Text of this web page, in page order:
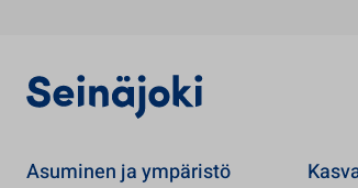
Asuminen ja ympäristö